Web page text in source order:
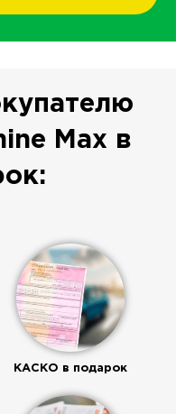
Max в
КАСКО в подарок